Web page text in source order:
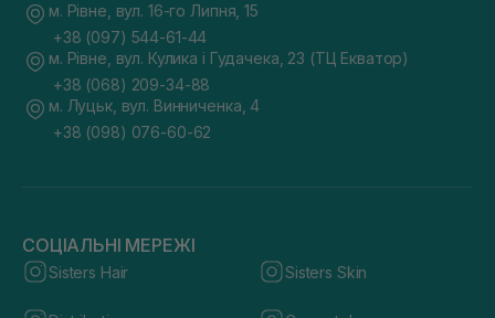
м. Рівне, вул. 16-го Липня, 15
+38 (097) 544-61-44
м. Рівне, вул. Кулика і Гудачека, 23 (ТЦ Екватор)
+38 (068) 209-34-88
м. Луцьк, вул. Винниченка, 4
+38 (098) 076-60-62
СОЦІАЛЬНІ МЕРЕЖІ
Sisters Hair Sisters Skin